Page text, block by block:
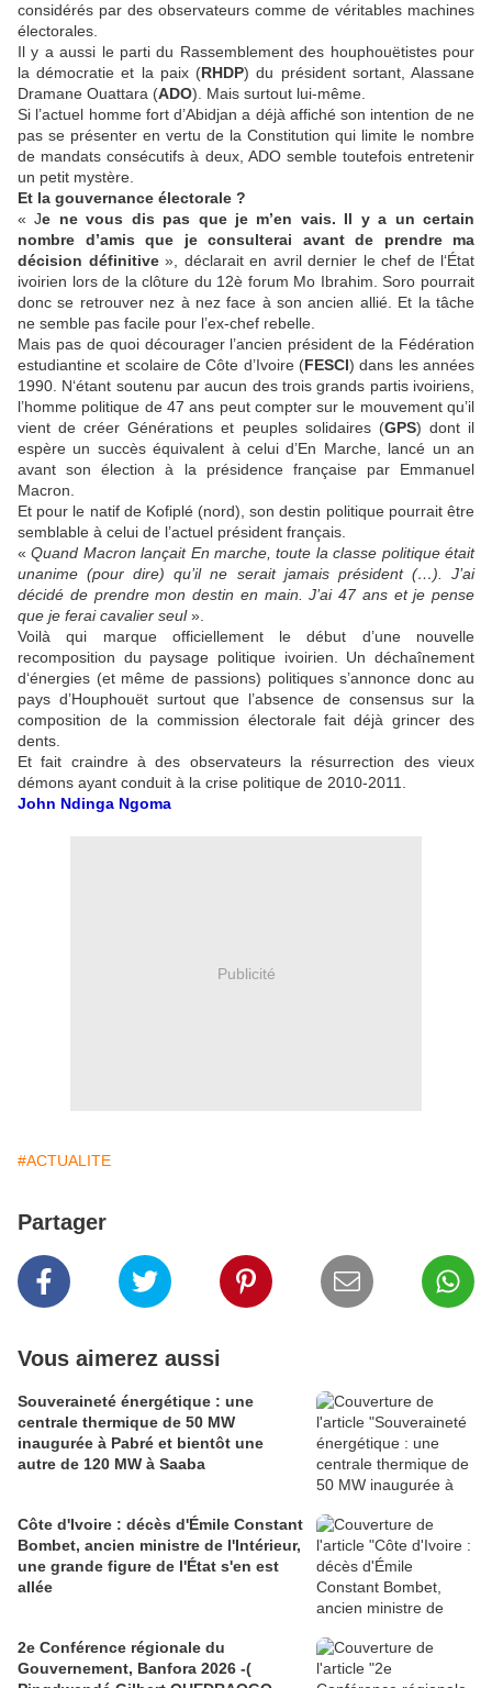
considérés par des observateurs comme de véritables machines
électorales.
Il y a aussi le parti du Rassemblement des houphouëtistes pour
la démocratie et la paix (RHDP) du président sortant, Alassane
Dramane Ouattara (ADO). Mais surtout lui-même.
Si l’actuel homme fort d’Abidjan a déjà affiché son intention de ne
pas se présenter en vertu de la Constitution qui limite le nombre
de mandats consécutifs à deux, ADO semble toutefois entretenir
un petit mystère.
Et la gouvernance électorale ?
« Je ne vous dis pas que je m’en vais. Il y a un certain
nombre d’amis que je consulterai avant de prendre ma
décision définitive », déclarait en avril dernier le chef de l‘État
ivoirien lors de la clôture du 12è forum Mo Ibrahim. Soro pourrait
donc se retrouver nez à nez face à son ancien allié. Et la tâche
ne semble pas facile pour l’ex-chef rebelle.
Mais pas de quoi décourager l’ancien président de la Fédération
estudiantine et scolaire de Côte d’Ivoire (FESCI) dans les années
1990. N‘étant soutenu par aucun des trois grands partis ivoiriens,
l’homme politique de 47 ans peut compter sur le mouvement qu’il
vient de créer Générations et peuples solidaires (GPS) dont il
espère un succès équivalent à celui d’En Marche, lancé un an
avant son élection à la présidence française par Emmanuel
Macron.
Et pour le natif de Kofiplé (nord), son destin politique pourrait être
semblable à celui de l’actuel président français.
«Quand Macron lançait En marche, toute la classe politique était
unanime (pour dire) qu’il ne serait jamais président (…). J’ai
décidé de prendre mon destin en main. J’ai 47 ans et je pense
que je ferai cavalier seul».
Voilà qui marque officiellement le début d’une nouvelle
recomposition du paysage politique ivoirien. Un déchaînement
d‘énergies (et même de passions) politiques s’annonce donc au
pays d’Houphouët surtout que l’absence de consensus sur la
composition de la commission électorale fait déjà grincer des
dents.
Et fait craindre à des observateurs la résurrection des vieux
démons ayant conduit à la crise politique de 2010-2011.
John Ndinga Ngoma
Publicité
#ACTUALITE
Partager
Vous aimerez aussi
Souveraineté énergétique : une
centrale thermique de 50 MW
inaugurée à Pabré et bientôt une
autre de 120 MW à Saaba
Côte d'Ivoire : décès d'Émile Constant
Bombet, ancien ministre de l'Intérieur,
une grande figure de l'État s'en est
allée
2e Conférence régionale du
Gouvernement, Banfora 2026 -(